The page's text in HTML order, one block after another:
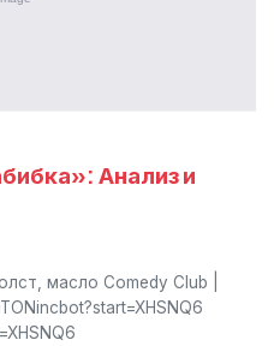
Анализ и
масло Comedy Club |